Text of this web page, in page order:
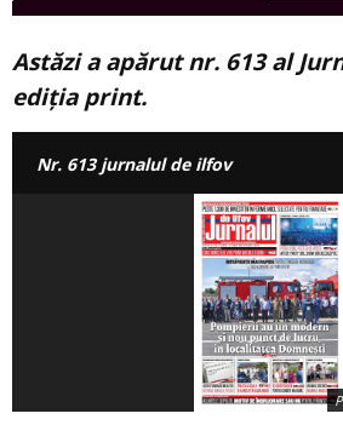
Astăzi a apărut nr. 613 al
ediția print.
Nr. 613 jurnalul de ilfov